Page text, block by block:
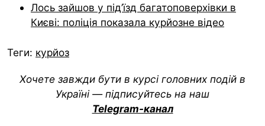
Лось зайшов у під’їзд багатоповерхівки в
Києві: поліція показала курйозне відео
Теги: курйоз
Хочете завжди бути в курсі головних подій в
Україні — підписуйтесь на наш
Telegram-канал